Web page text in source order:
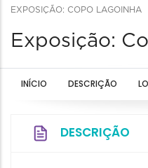
EXPOSIÇÃO: COPO LAGOINHA
Exposição:
INÍCIO DESCRIÇÃO
DESCRIÇÃO